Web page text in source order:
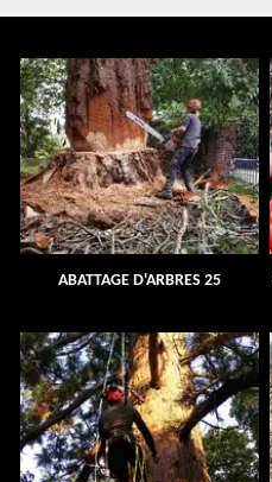
ABATTAGE D'ARBRES 25